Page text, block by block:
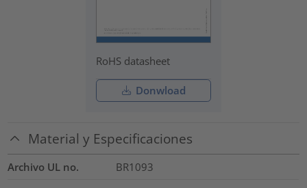
RoHS datasheet
Donwload
Material y Especificaciones
Archivo UL no.
BR1093